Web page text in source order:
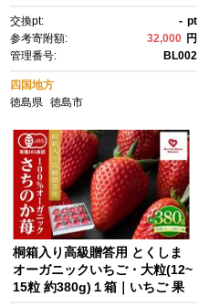
気 ギフト プレゼント 贈答 ケー
キ グルメ デザート おやつ お菓
子 送料無料【2026年12月下旬
から順次発送】
交換pt: - pt
参考寄附額:
32,000 円
管理番号:
BL002
四国地方
徳島県 徳島市
桐箱入り高級贈答用 とくしま
オーガニックいちご・大粒(12~
15粒 約380g)１箱｜いちご 果